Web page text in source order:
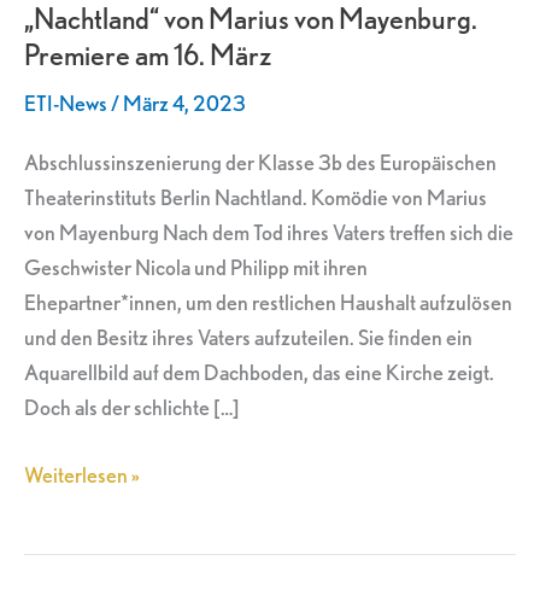
„Nachtland“ von Marius von Mayenburg.
Premiere am 16. März
ETI-News/März 4, 2023
Abschlussinszenierung der Klasse 3b des Europäischen
Theaterinstituts Berlin Nachtland. Komödie von Marius
von Mayenburg Nach dem Tod ihres Vaters treffen sich die
Geschwister Nicola und Philipp mit ihren
Ehepartner*innen, um den restlichen Haushalt aufzulösen
und den Besitz ihres Vaters aufzuteilen. Sie finden ein
Aquarellbild auf dem Dachboden, das eine Kirche zeigt.
Doch als der schlichte […]
von
Mayenburg.
Premiere
16.
März
Weiterlesen »